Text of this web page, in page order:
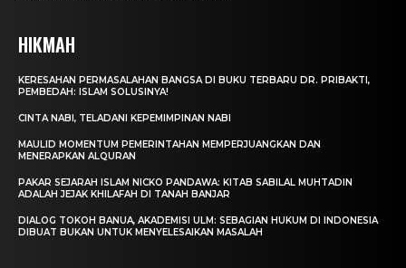
HIKMAH
KERESAHAN PERMASALAHAN BANGSA DI BUKU TERBARU DR. PRIBAKTI,
PEMBEDAH: ISLAM SOLUSINYA!
CINTA NABI, TELADANI KEPEMIMPINAN NABI
MAULID MOMENTUM PEMERINTAHAN MEMPERJUANGKAN DAN
MENERAPKAN ALQURAN
PAKAR SEJARAH ISLAM NICKO PANDAWA: KITAB SABILAL MUHTADIN
ADALAH JEJAK KHILAFAH DI TANAH BANJAR
DIALOG TOKOH BANUA, AKADEMISI ULM: SEBAGIAN HUKUM DI INDONESIA
DIBUAT BUKAN UNTUK MENYELESAIKAN MASALAH